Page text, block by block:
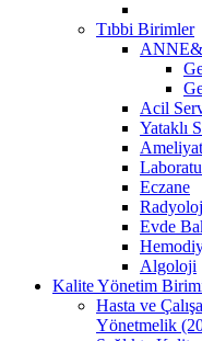
Tıbbi Birimler
Acil
Yataklı
Eczane
Evde
Algoloji
Kalite Yönetim
Hasta ve
Yönetmelik